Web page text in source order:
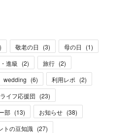
) 敬老の日 (3) 母の日 (1)
進級 (2) 旅行 (2)
wedding (6) 利用レポ (2)
イフ応援団 (23)
部 (13) お知らせ (38)
トの豆知識 (27)